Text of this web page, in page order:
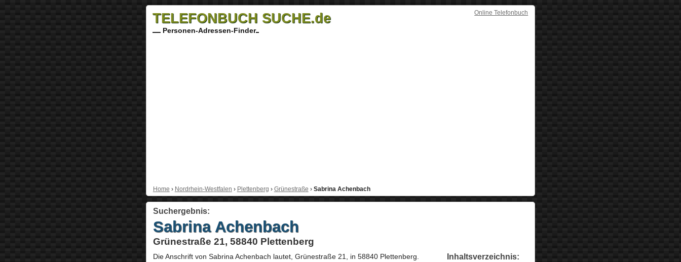
Online Telefonbuch
TELEFONBUCH SUCHE.de
Personen-Adressen-Finder
Home › Nordrhein-Westfalen › Plettenberg › Grünestraße › Sabrina Achenbach
Suchergebnis:
Sabrina Achenbach
Grünestraße 21, 58840 Plettenberg
Die Anschrift von Sabrina Achenbach lautet, Grünestraße 21 , in 58840 Plettenberg Inhaltsverzeichnis: